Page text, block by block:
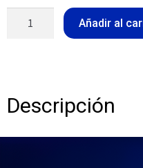
Añadir al
Descripción